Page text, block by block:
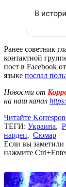
Ранее советник
контактной
пост в Facebook
языке послал
Новости от
на наш канал
Читайте
ТЕГИ: Украина,
нардеп, Сюмар
Если вы
нажмите